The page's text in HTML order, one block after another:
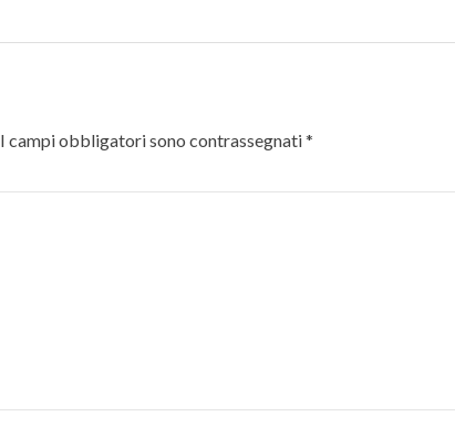
I campi obbligatori sono contrassegnati*